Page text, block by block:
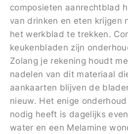
composieten aanrechtblad
van drinken en eten krijgen
het werkblad te trekken.
keukenbladen zijn
Zolang je rekening houdt
nadelen van dit materiaal
aankaarten blijven de
nieuw. Het enige
nodig heeft is dagelijks
water en een Melamine